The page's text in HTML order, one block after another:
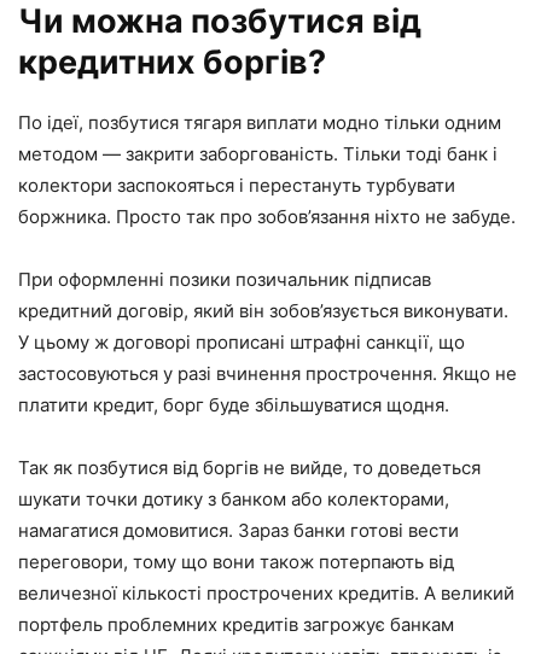
Чи можна позбутися від
кредитних боргів?
По ідеї, позбутися тягаря виплати модно тільки одним
методом — закрити заборгованість. Тільки тоді банк і
колектори заспокояться і перестануть турбувати
боржника. Просто так про зобов’язання ніхто не забуде.
При оформленні позики позичальник підписав
кредитний договір, який він зобов’язується виконувати.
У цьому ж договорі прописані штрафні санкції, що
застосовуються у разі вчинення прострочення. Якщо не
платити кредит, борг буде збільшуватися щодня.
Так як позбутися від боргів не вийде, то доведеться
шукати точки дотику з банком або колекторами,
намагатися домовитися. Зараз банки готові вести
переговори, тому що вони також потерпають від
величезної кількості прострочених кредитів. А великий
портфель проблемних кредитів загрожує банкам